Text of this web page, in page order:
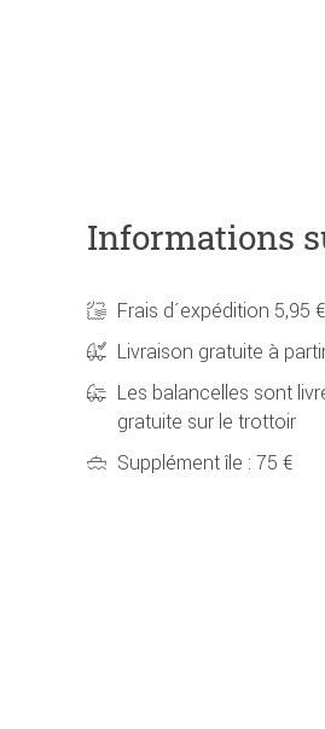
Informations
Frais d´expédition 5,95 €
Livraison gratuite à
Les balancelles sont
gratuite sur le trottoir
Supplément île : 75 €